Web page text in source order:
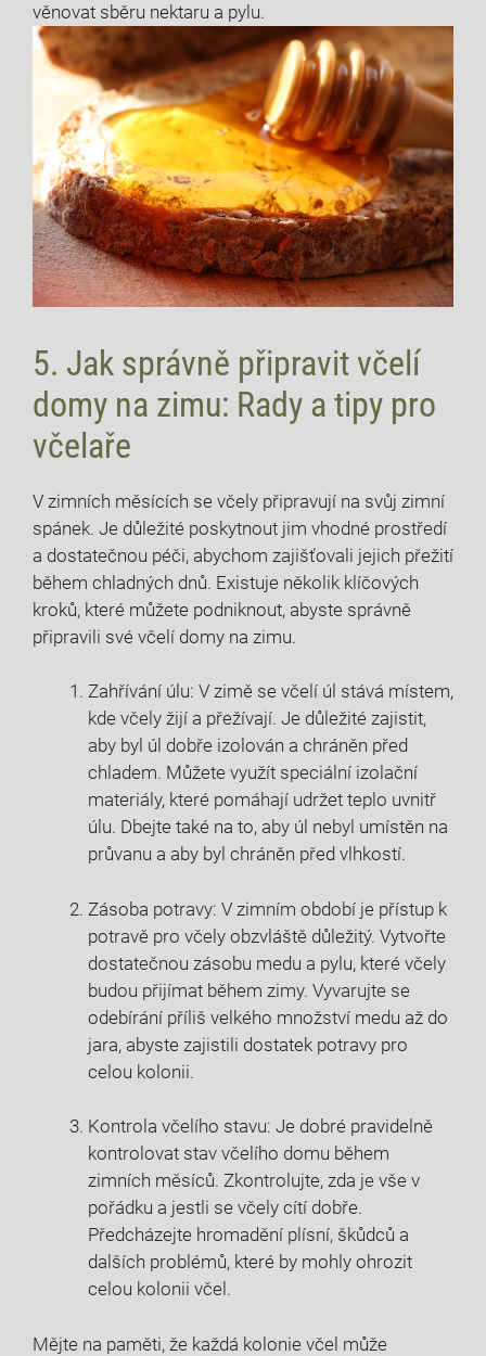
věnovat sběru nektaru a pylu.
5. Jak správně připravit včelí
domy na zimu: Rady a tipy pro
včelaře
V zimních měsících se včely připravují na svůj zimní
spánek. Je důležité poskytnout jim vhodné prostředí
a dostatečnou péči, abychom zajišťovali jejich přežití
během chladných dnů. Existuje několik klíčových
kroků, které můžete podniknout, abyste správně
připravili své včelí domy na zimu.
Zahřívání úlu: V zimě se včelí úl stává místem,
kde včely žijí a přežívají. Je důležité zajistit,
aby byl úl dobře izolován a chráněn před
chladem. Můžete využít speciální izolační
materiály, které pomáhají udržet teplo uvnitř
úlu. Dbejte také na to, aby úl nebyl umístěn na
průvanu a aby byl chráněn před vlhkostí.
Zásoba potravy: V zimním období je přístup k
potravě pro včely obzvláště důležitý. Vytvořte
dostatečnou zásobu medu a pylu, které včely
budou přijímat během zimy. Vyvarujte se
odebírání příliš velkého množství medu až do
jara, abyste zajistili dostatek potravy pro
celou kolonii.
Kontrola včelího stavu: Je dobré pravidelně
kontrolovat stav včelího domu během
zimních měsíců. Zkontrolujte, zda je vše v
pořádku a jestli se včely cítí dobře.
Předcházejte hromadění plísní, škůdců a
dalších problémů, které by mohly ohrozit
celou kolonii včel.
Mějte na paměti, že každá kolonie včel může